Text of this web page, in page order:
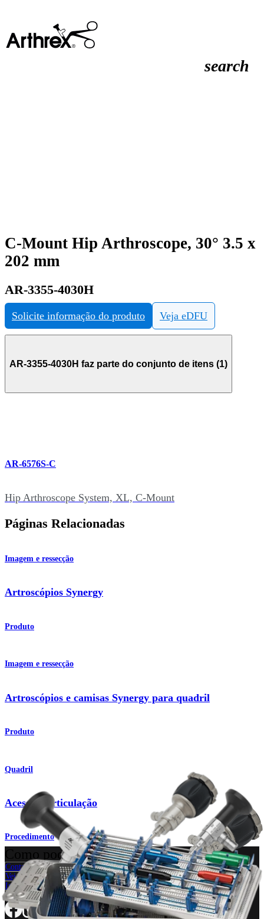
search
C-Mount Hip Arthroscope, 30° 3.5 x
202 mm
AR-3355-4030H
Solicite informação do produto Veja eDFU
AR-3355-4030H faz parte do conjunto de itens (1)
AR-6576S-C
Hip Arthroscope System, XL, C-Mount
Páginas Relacionadas
Imagem e ressecção
Artroscópios Synergy
Produto
Imagem e ressecção
Artroscópios e camisas Synergy para quadril
Produto
Quadril
Acesso à articulação
Procedimento
Como podemos ajudar?
Contacte um representante
Veja eventos, laboratórios e oportunidades educacionais
Inscreva-se para receber: O que há de novo na Arthrex?
Conecte-se conosco